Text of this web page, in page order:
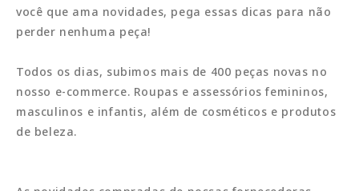
você que ama novidades, pega essas dicas para não
perder nenhuma peça!
Todos os dias, subimos mais de 400 peças novas no
nosso e-commerce. Roupas e assessórios femininos,
masculinos e infantis, além de cosméticos e produtos
de beleza.